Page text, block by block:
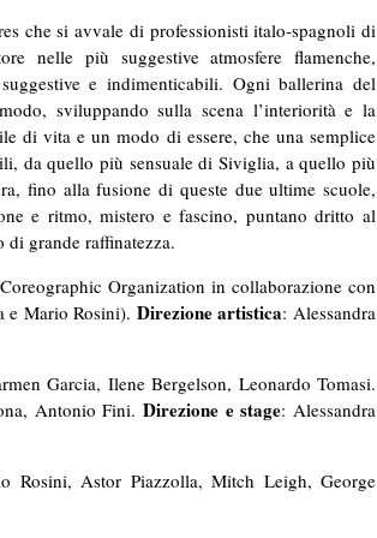
che si avvale di professionisti italo-spagnoli di
nelle più suggestive atmosfere flamenche,
e indimenticabili. Ogni ballerina del
sviluppando sulla scena l’interiorità e la
di vita e un modo di essere, che una semplice
da quello più sensuale di Siviglia, a quello più
fino alla fusione di queste due ultime scuole,
e ritmo, mistero e fascino, puntano dritto al
di grande raffinatezza.
Organization in collaborazione con
e Mario Rosini). Direzione artistica: Alessandra
Garcia, Ilene Bergelson, Leonardo Tomasi.
Antonio Fini. Direzione e stage: Alessandra
Rosini, Astor Piazzolla, Mitch Leigh, George